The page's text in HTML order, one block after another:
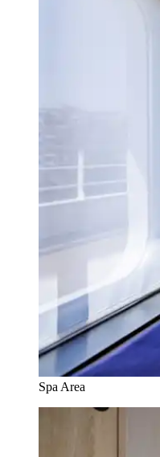
Spa Area